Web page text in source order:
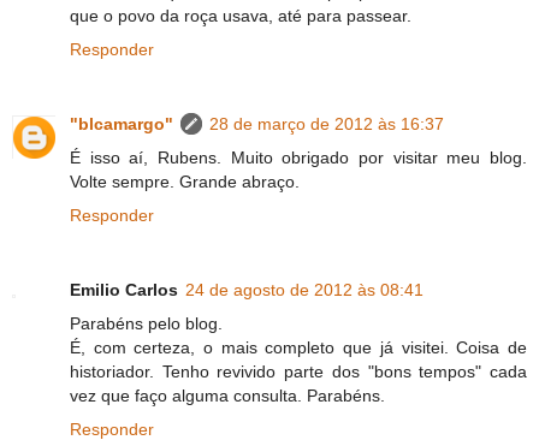
que o povo da roça usava, até para passear.
Responder
"blcamargo"
28 de março de 2012 às 16:37
É isso aí, Rubens. Muito obrigado por visitar meu blog.
Volte sempre. Grande abraço.
Responder
Emilio Carlos 24 de agosto de 2012 às 08:41
Parabéns pelo blog.
É, com certeza, o mais completo que já visitei. Coisa de
historiador. Tenho revivido parte dos "bons tempos" cada
vez que faço alguma consulta. Parabéns.
Responder